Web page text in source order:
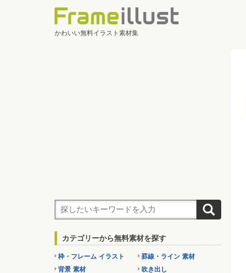
かわいい無料イラスト素材集
カテゴリーから無料素材を探す
枠・フレーム イラスト
罫線・ライン 素材
背景 素材
吹き出し